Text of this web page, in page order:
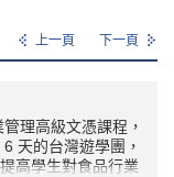
上一頁 下一頁
理高級文憑課程，
天的台灣遊學團，
高學生對食品行業